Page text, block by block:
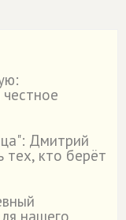
честное
Дмитрий
тех, кто берёт
нашего